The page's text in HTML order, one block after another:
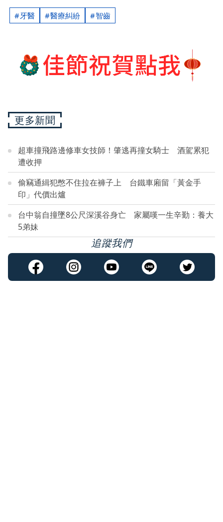
牙醫 醫療糾紛 智齒
更多新聞
超車撞飛路邊修車女技師！肇逃再撞女騎士 酒駕累犯
遭收押
偷竊通緝犯憋不住拉在褲子上 台鐵車廂留「黃金手
印」代價出爐
台中翁自撞墜8公尺深溪谷身亡 家屬嘆一生辛勤：養大
5弟妹
追蹤我們